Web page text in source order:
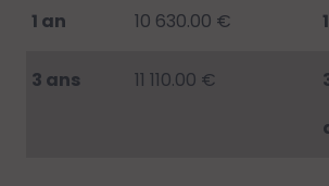
1 an 10 630.00 €
3 ans 11 110.00 €